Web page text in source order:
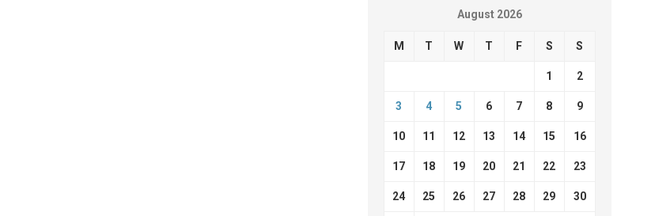
August 2026
M T W T F S S
1 2
3 4 5 6 7 8 9
10 11 12 13 14 15 16
17 18 19 20 21 22 23
24 25 26 27 28 29 30